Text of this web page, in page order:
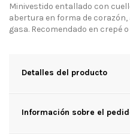
Minivestido entallado con
abertura en forma de
gasa. Recomendado en crepé
Detalles del producto
Información sobre el